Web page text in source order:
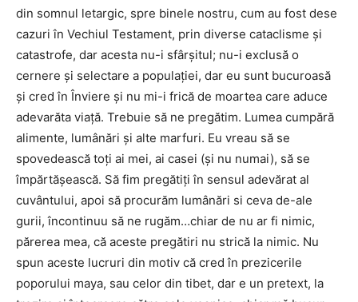
din somnul letargic, spre binele nostru, cum au fost dese
cazuri în Vechiul Testament, prin diverse cataclisme şi
catastrofe, dar acesta nu-i sfârşitul; nu-i exclusă o
cernere şi selectare a populaţiei, dar eu sunt bucuroasă
şi cred în Înviere şi nu mi-i frică de moartea care aduce
adevarăta viaţă. Trebuie să ne pregătim. Lumea cumpără
alimente, lumânări şi alte marfuri. Eu vreau să se
spovedească toţi ai mei, ai casei (şi nu numai), să se
împărtăşească. Să fim pregătiţi în sensul adevărat al
cuvântului, apoi să procurăm lumânări si ceva de-ale
gurii, încontinuu să ne rugăm…chiar de nu ar fi nimic,
părerea mea, că aceste pregătiri nu strică la nimic. Nu
spun aceste lucruri din motiv că cred în prezicerile
poporului maya, sau celor din tibet, dar e un pretext, la